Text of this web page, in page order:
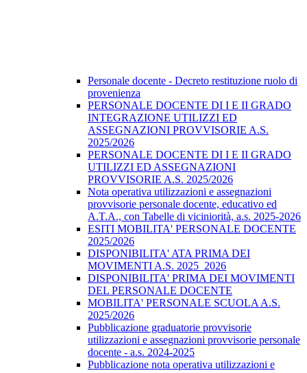
Personale docente - Decreto restituzione ruolo di
provenienza
PERSONALE DOCENTE DI I E II GRADO
INTEGRAZIONE UTILIZZI ED
ASSEGNAZIONI PROVVISORIE A.S.
2025/2026
PERSONALE DOCENTE DI I E II GRADO
UTILIZZI ED ASSEGNAZIONI
PROVVISORIE A.S. 2025/2026
Nota operativa utilizzazioni e assegnazioni
provvisorie personale docente, educativo ed
A.T.A., con Tabelle di viciniorità, a.s. 2025-2026
ESITI MOBILITA' PERSONALE DOCENTE
2025/2026
DISPONIBILITA' ATA PRIMA DEI
MOVIMENTI A.S. 2025_2026
DISPONIBILITA' PRIMA DEI MOVIMENTI
DEL PERSONALE DOCENTE
MOBILITA' PERSONALE SCUOLA A.S.
2025/2026
Pubblicazione graduatorie provvisorie
utilizzazioni e assegnazioni provvisorie personale
docente - a.s. 2024-2025
Pubblicazione nota operativa utilizzazioni e